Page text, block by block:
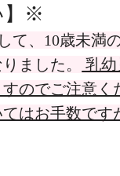
※
て、10歳未満
ました。
乳幼
のでご注意く
はお手数です